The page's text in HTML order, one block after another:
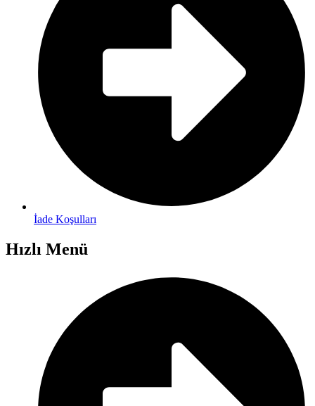
İade Koşulları
Hızlı Menü